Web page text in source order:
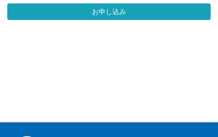
お申し込み